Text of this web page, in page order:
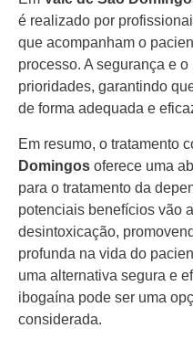
é realizado por
que acompanham o
processo. A segurança e
prioridades, garantindo
de forma adequada e
Em resumo, o tratamento
Domingos oferece uma
para o tratamento da
potenciais benefícios vão
desintoxicação,
profunda na vida do
uma alternativa segura e
ibogaína pode ser uma
considerada.